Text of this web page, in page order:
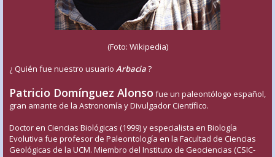
(Foto: Wikipedia)
¿ Quién fue nuestro usuario Arbacia?
Patricio Domínguez Alonso fue un paleontólogo español,
gran amante de la Astronomía y Divulgador Científico.
Doctor en Ciencias Biológicas (1999) y especialista en Biología
Evolutiva fue profesor de Paleontología en la Facultad de Ciencias
Geológicas de la UCM. Miembro del Instituto de Geociencias (CSIC-